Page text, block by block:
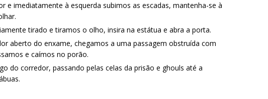
e imediatamente à esquerda subimos as escadas, mantenha-se à
tirado e tiramos o olho, insira na estátua e abra a porta.
aberto do enxame, chegamos a uma passagem obstruída com
e caímos no porão.
do corredor, passando pelas celas da prisão e ghouls até a